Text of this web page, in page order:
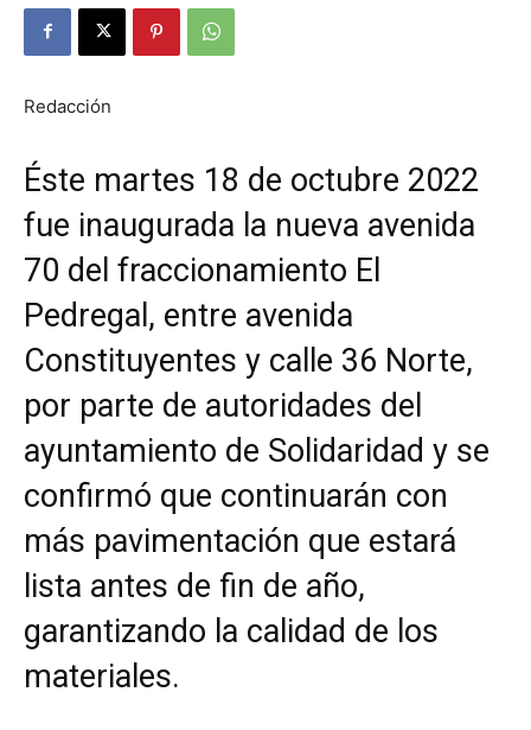
Redacción
Éste martes 18 de octubre 2022
fue inaugurada la nueva avenida
70 del fraccionamiento El
Pedregal, entre avenida
Constituyentes y calle 36 Norte,
por parte de autoridades del
ayuntamiento de Solidaridad y se
confirmó que continuarán con
más pavimentación que estará
lista antes de fin de año,
garantizando la calidad de los
materiales.